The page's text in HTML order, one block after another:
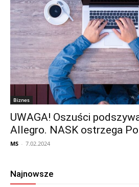
Biznes
UWAGA! Oszuści
Allegro. NASK ostrzega
MS - 7.02.2024
Najnowsze